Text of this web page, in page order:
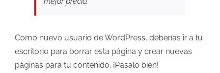
Como nuevo usuario de WordPress, deberías ir a tu
escritorio para borrar esta página y crear nuevas
páginas para tu contenido. ¡Pásalo bien!